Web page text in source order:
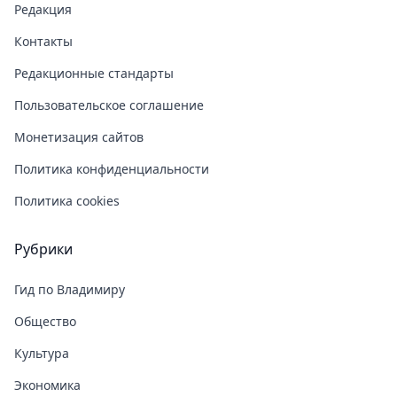
Редакция
Контакты
Редакционные стандарты
Пользовательское соглашение
Монетизация сайтов
Политика конфиденциальности
Политика cookies
Рубрики
Гид по Владимиру
Общество
Культура
Экономика